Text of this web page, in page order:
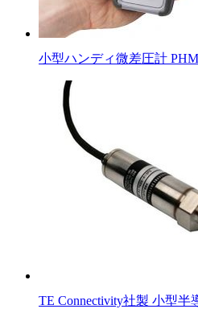
小型ハンディ微差圧計
TE Connectivity社製 小型半